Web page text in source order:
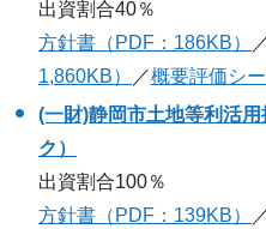
出資割合40％
方針書（PDF：186KB）
1,860KB）
／概要評価シ
(一財)静岡市土地等利活
ク）
出資割合100％
方針書（PDF：139KB）